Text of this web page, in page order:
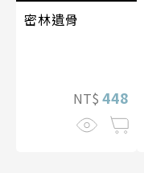
密林遺骨
NT$ 448